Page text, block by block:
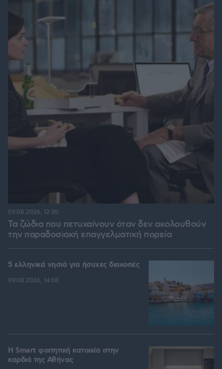
Τα ζώδια που πετυχαίνουν όταν δεν ακολουθούν
την παραδοσιακή επαγγελματική πορεία
09.08.2026, 12:30
5 ελληνικά νησιά για ήσυχες διακοπές
09.08.2026, 14:08
Η Smart φοιτητική κατοικία στην
καρδιά της Αθήνας